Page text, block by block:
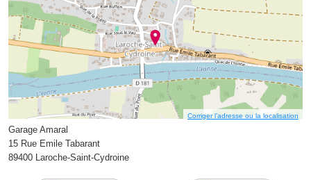
Corriger l’adresse ou la localisation
Garage Amaral
15 Rue Emile Tabarant
89400 Laroche-Saint-Cydroine